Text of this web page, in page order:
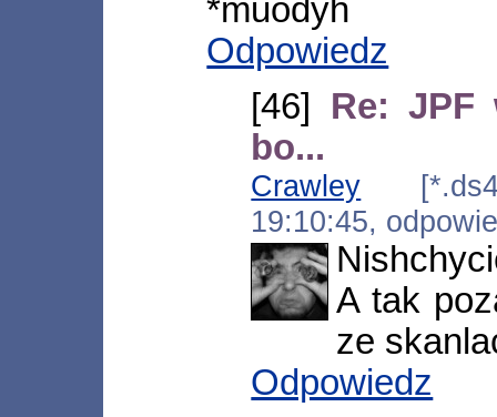
*muodyh
Odpowiedz
[46] Re: JPF
bo...
Crawley [*.ds4-
19:10:45,
A tak
ze
Odpowiedz